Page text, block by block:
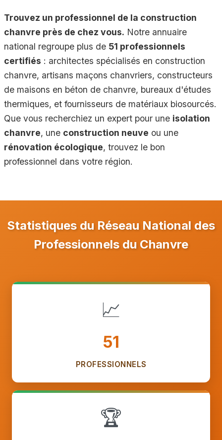
Trouvez un professionnel de la construction
chanvre près de chez vous. Notre annuaire
national regroupe plus de 51 professionnels
certifiés : architectes spécialisés en construction
chanvre, artisans maçons chanvriers, constructeurs
de maisons en béton de chanvre, bureaux d'études
thermiques, et fournisseurs de matériaux biosourcés.
Que vous recherchiez un expert pour une isolation
chanvre, une construction neuve ou une
rénovation écologique, trouvez le bon
professionnel dans votre région.
Statistiques du Réseau National des
Professionnels du Chanvre
📈
51
PROFESSIONNELS
🏆